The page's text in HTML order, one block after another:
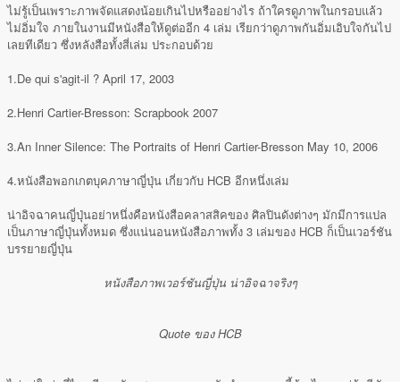
ไม่รู้เป็นเพราะภาพจัดแสดงน้อยเกินไปหรืออย่างไร ถ้าใครดูภาพในกรอบแล้ว
ไม่อิ่มใจ ภายในงานมีหนังสือให้ดูต่ออีก 4 เล่ม เรียกว่าดูภาพกันอิ่มเอิบใจกันไป
เลยทีเดียว ซึ่งหลังสือทั้งสี่เล่ม ประกอบด้วย
1.De qui s'agit-il ? April 17, 2003
2.Henri Cartier-Bresson: Scrapbook 2007
3.An Inner Silence: The Portraits of Henri Cartier-Bresson May 10, 2006
4.หนังสือพอกเกตบุคภาษาญี่ปุ่น เกี่ยวกับ HCB อีกหนึ่งเล่ม
น่าอิจฉาคนญี่ปุ่นอย่าหนึ่งคือหนังสือคลาสสิคของ ศิลปินดังต่างๆ มักมีการแปล
เป็นภาษาญี่ปุ่นทั้งหมด ซึ่งแน่นอนหนังสือภาพทั้ง 3 เล่มของ HCB ก็เป็นเวอร์ชัน
บรรยายญี่ปุ่น
หนังสือภาพเวอร์ชันญี่ปุ่น น่าอิจฉาจริงๆ
Quote ของ HCB